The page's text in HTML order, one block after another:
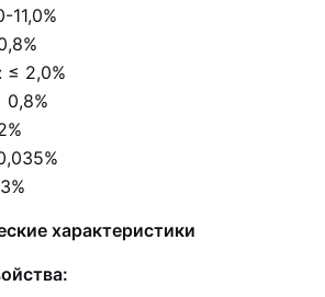
11,0%
≤ 2,0%
характеристики